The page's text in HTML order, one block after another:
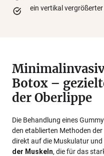
ein vertikal
Botox –
der Oberlippe
Die Behandlung eines
den etablierten Methoden
direkt auf die Muskulatur und
der Muskeln, die für das